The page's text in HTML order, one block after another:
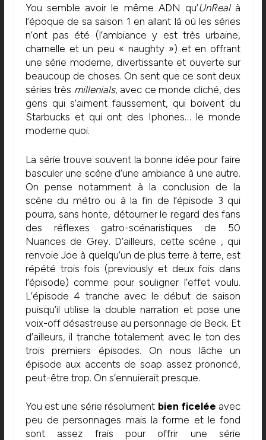
You semble avoir le même ADN qu’UnRealà
l’époque de sa saison 1 en allant là où les séries
n’ont pas été (l’ambiance y est très urbaine,
charnelle et un peu « naughty ») et en offrant
une série moderne, divertissante et ouverte sur
beaucoup de choses. On sent que ce sont deux
séries très millenials, avec ce monde cliché, des
gens qui s’aiment faussement, qui boivent du
Starbucks et qui ont des Iphones… le monde
moderne quoi.
La série trouve souvent la bonne idée pour faire
basculer une scène d’une ambiance à une autre.
On pense notamment à la conclusion de la
scène du métro ou à la fin de l’épisode 3 qui
pourra, sans honte, détourner le regard des fans
des réflexes gatro-scénaristiques de 50
Nuances de Grey. D’ailleurs, cette scène , qui
renvoie Joe à quelqu’un de plus terre à terre, est
répété trois fois (previously et deux fois dans
l’épisode) comme pour souligner l’effet voulu.
L’épisode 4 tranche avec le début de saison
puisqu’il utilise la double narration et pose une
voix-off désastreuse au personnage de Beck. Et
d’ailleurs, il tranche totalement avec le ton des
trois premiers épisodes. On nous lâche un
épisode aux accents de soap assez prononcé,
peut-être trop. On s’ennuierait presque.
You est une série résolument bien ficelée avec
peu de personnages mais la forme et le fond
sont assez frais pour offrir une série